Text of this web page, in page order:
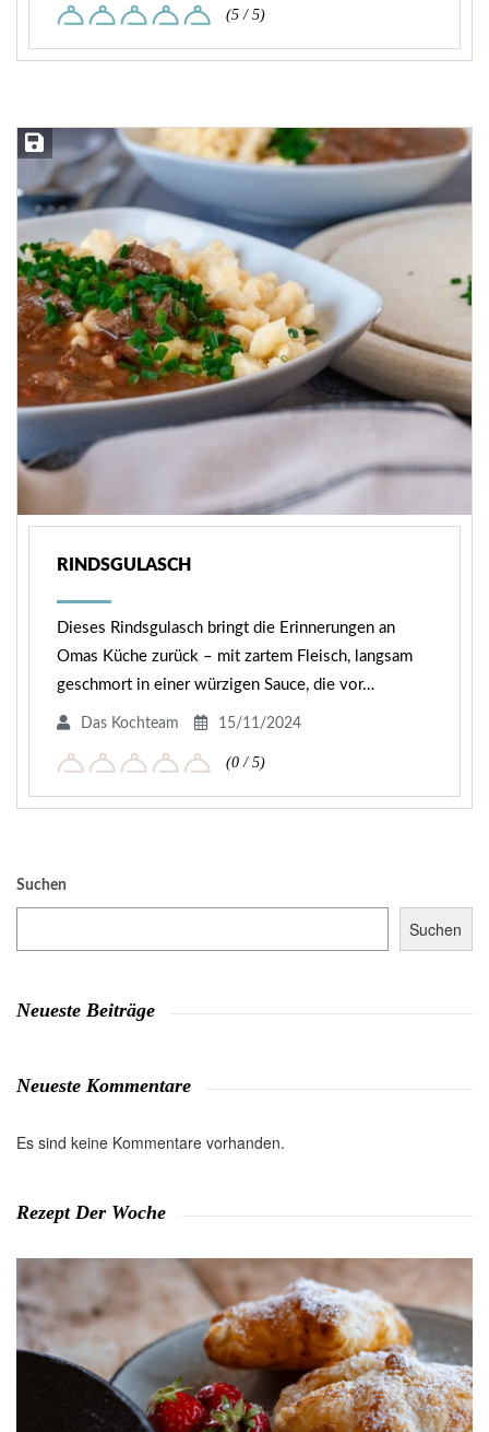
(5 / 5)
Rezept speichern
RINDSGULASCH
Dieses Rindsgulasch bringt die Erinnerungen an
Omas Küche zurück – mit zartem Fleisch, langsam
geschmort in einer würzigen Sauce, die vor…
Das Kochteam 15/11/2024
(0 / 5)
Suchen
Suchen
Neueste Beiträge
Neueste Kommentare
Es sind keine Kommentare vorhanden.
Rezept Der Woche